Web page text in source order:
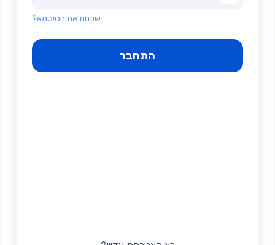
שכחת את הסיסמא?